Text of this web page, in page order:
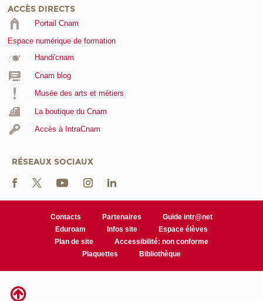
ACCÈS DIRECTS
Portail Cnam
Espace numérique de formation
Handi'cnam
Cnam blog
Musée des arts et métiers
La boutique du Cnam
Accès à IntraCnam
RÉSEAUX SOCIAUX
Contacts Partenaires
Guide intr@net
Eduroam
Infos site
Espace élèves
Plan de site
Accessibilité: non conforme
Plaquettes
Bibliothèque